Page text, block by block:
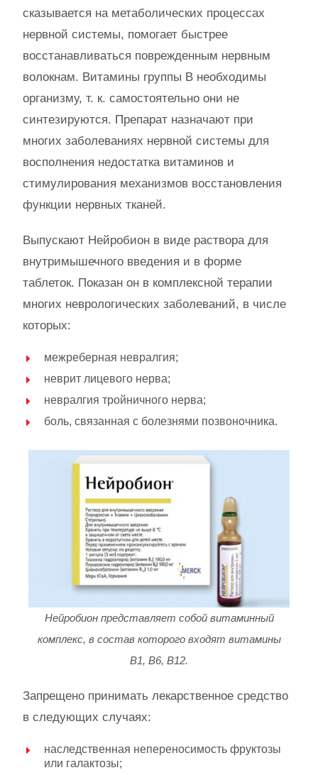
сказывается на метаболических процессах
нервной системы, помогает быстрее
восстанавливаться поврежденным нервным
волокнам. Витамины группы B необходимы
организму, т. к. самостоятельно они не
синтезируются. Препарат назначают при
многих заболеваниях нервной системы для
восполнения недостатка витаминов и
стимулирования механизмов восстановления
функции нервных тканей.
Выпускают Нейробион в виде раствора для
внутримышечного введения и в форме
таблеток. Показан он в комплексной терапии
многих неврологических заболеваний, в числе
которых:
межреберная невралгия;
неврит лицевого нерва;
невралгия тройничного нерва;
боль, связанная с болезнями позвоночника.
Нейробион представляет собой витаминный
комплекс, в состав которого входят витамины
B1, B6, B12.
Запрещено принимать лекарственное средство
в следующих случаях:
наследственная непереносимость фруктозы
или галактозы;